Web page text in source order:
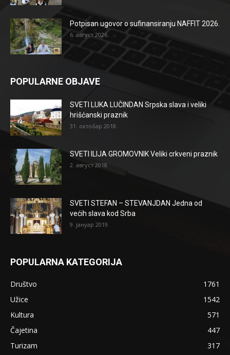
Potpisan ugovor o sufinansiranju NAFFIT 2026.
6. август 2026.
POPULARNE OBJAVE
SVETI LUKA LUČINDAN Srpska slava i veliki
hrišćanski praznik
31. октобар 2018.
SVETI ILIJA GROMOVNIK Veliki crkveni praznik
2. август 2018.
SVETI STEFAN – STEVANJDAN Jedna od
većih slava kod Srba
9. јануар 2019.
POPULARNA KATEGORIJA
Društvo
1761
Užice
1542
Kultura
571
Čajetina
447
Turizam
317